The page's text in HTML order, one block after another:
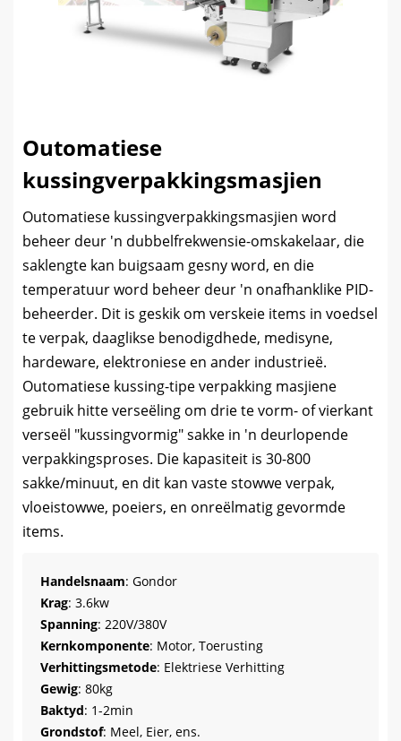
Outomatiese
kussingverpakkingsmasjien
Outomatiese kussingverpakkingsmasjien word
beheer deur 'n dubbelfrekwensie-omskakelaar, die
saklengte kan buigsaam gesny word, en die
temperatuur word beheer deur 'n onafhanklike PID-
beheerder. Dit is geskik om verskeie items in voedsel
te verpak, daaglikse benodigdhede, medisyne,
hardeware, elektroniese en ander industrieë.
Outomatiese kussing-tipe verpakking masjiene
gebruik hitte verseëling om drie te vorm- of vierkant
verseël "kussingvormig" sakke in 'n deurlopende
verpakkingsproses. Die kapasiteit is 30-800
sakke/minuut, en dit kan vaste stowwe verpak,
vloeistowwe, poeiers, en onreëlmatig gevormde
items.
Handelsnaam: Gondor
Krag: 3.6kw
Spanning: 220V/380V
Kernkomponente: Motor, Toerusting
Verhittingsmetode: Elektriese Verhitting
Gewig: 80kg
Baktyd: 1-2min
Grondstof: Meel, Eier, ens.